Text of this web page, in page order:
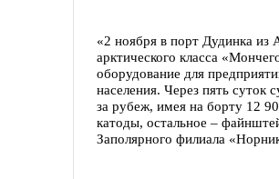
«2 ноября в порт Дудинка из
арктического класса
оборудование для
населения. Через пять суток
за рубеж, имея на борту 12
катоды, остальное –
Заполярного филиала